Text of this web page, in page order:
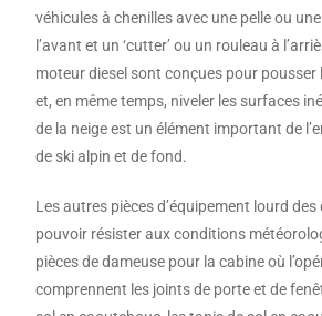
véhicules à chenilles avec une pelle ou
l’avant et un ‘cutter’ ou un rouleau à
moteur diesel sont conçues pour pousser
et, en même temps, niveler les surfaces
de la neige est un élément important de
de ski alpin et de fond.
Les autres pièces d’équipement lourd
pouvoir résister aux conditions
pièces de dameuse pour la cabine où
comprennent les joints de porte et de